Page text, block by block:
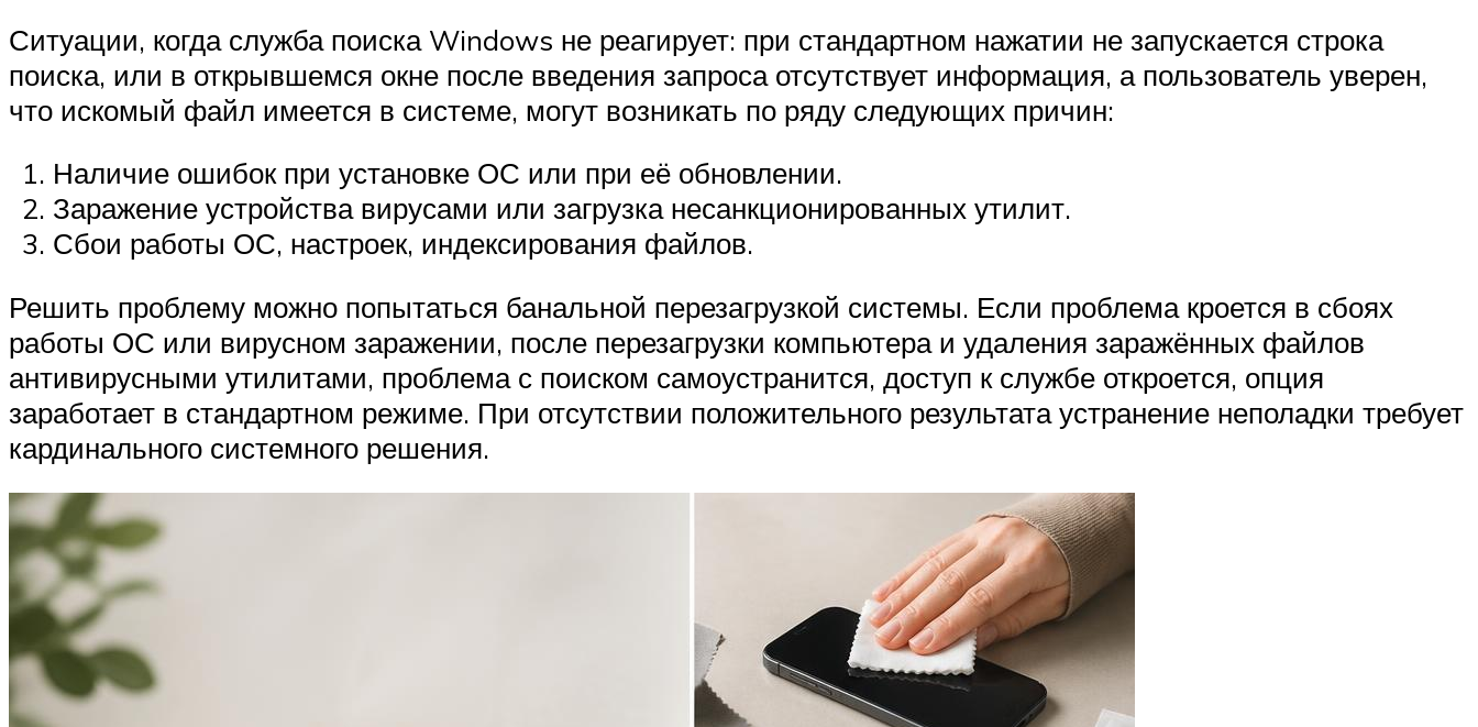
Ситуации, когда служба поиска Windows не реагирует: при стандартном нажатии не запускается строка
поиска, или в открывшемся окне после введения запроса отсутствует информация, а пользователь уверен,
что искомый файл имеется в системе, могут возникать по ряду следующих причин:
Наличие ошибок при установке ОС или при её обновлении.
Заражение устройства вирусами или загрузка несанкционированных утилит.
Сбои работы ОС, настроек, индексирования файлов.
Решить проблему можно попытаться банальной перезагрузкой системы. Если проблема кроется в сбоях
работы ОС или вирусном заражении, после перезагрузки компьютера и удаления заражённых файлов
антивирусными утилитами, проблема с поиском самоустранится, доступ к службе откроется, опция
заработает в стандартном режиме. При отсутствии положительного результата устранение неполадки требует
кардинального системного решения.